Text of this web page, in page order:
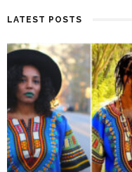
LATEST POSTS